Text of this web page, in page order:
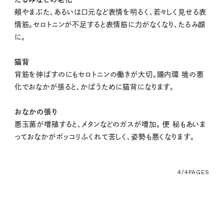
頰やまぶた、あるいは口元など表情を明るく、若々しく見せる表
情筋。セロトニンが不足すると表情筋に力がなくなり、たるみ顔
に。
猫背
背筋を伸ばすのにもセロトニンの働きが大切。腸内環 境の悪
化でおなかが張ると、かばうために猫背になります。
おなかの張り
悪玉菌が増殖すると、メタンなどのガスが増加。 便 秘もあいま
っておなかがポッコリふくれて苦しく、姿勢も悪くなります。
4/4PAGES